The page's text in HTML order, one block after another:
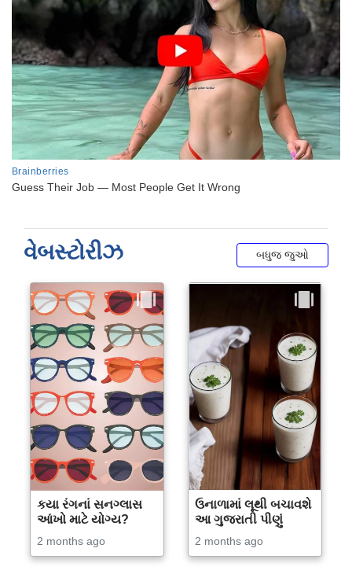
વેબસ્ટોરીઝ બધુજ જુઓ
કયા રંગનાં સનગ્લાસ
આંખો માટે યોગ્ય?
2 months ago
ઉનાળામાં લૂથી બચાવશે
આ ગુજરાતી પીણું
2 months ago